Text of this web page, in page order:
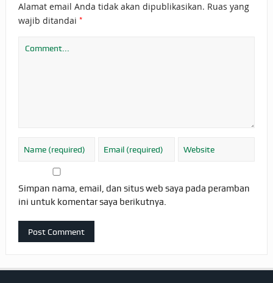
Alamat email Anda tidak akan dipublikasikan. Ruas yang
wajib ditandai *
Simpan nama, email, dan situs web saya pada peramban
ini untuk komentar saya berikutnya.